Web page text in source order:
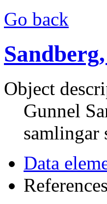
Go back
Object
Gunnel
samlingar
Data